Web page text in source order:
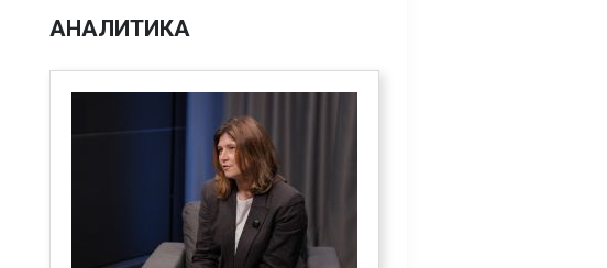
АНАЛИТИКА